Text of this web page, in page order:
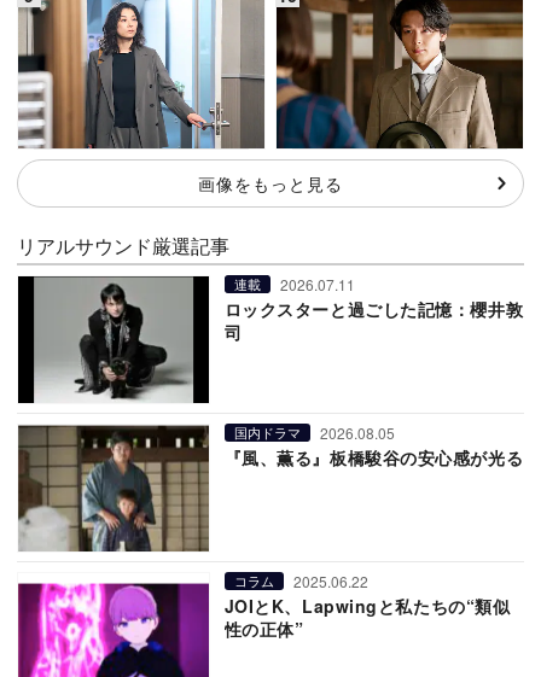
画像をもっと見る
リアルサウンド厳選記事
連載 2026.07.11
ロックスターと過ごした記憶：櫻井敦
司
国内ドラマ 2026.08.05
『風、薫る』板橋駿谷の安心感が光る
コラム 2025.06.22
JOIとK、Lapwingと私たちの“類似
性の正体”